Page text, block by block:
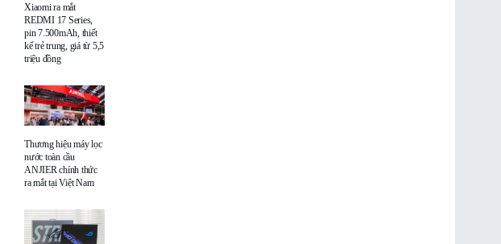
Xiaomi ra mắt
REDMI 17 Series,
pin 7.500mAh, thiết
kế trẻ trung, giá từ 5,5
triệu đồng
Thương hiệu máy lọc
nước toàn cầu
ANJIER chính thức
ra mắt tại Việt Nam